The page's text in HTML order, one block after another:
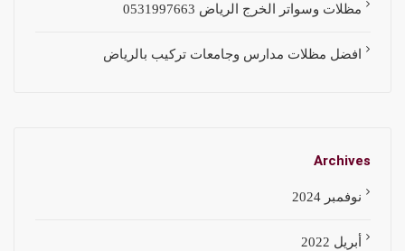
مظلات وسواتر الخرج الرياض 0531997663
افضل مظلات مدارس وجامعات تركيب بالرياض
Archives
نوفمبر 2024
أبريل 2022